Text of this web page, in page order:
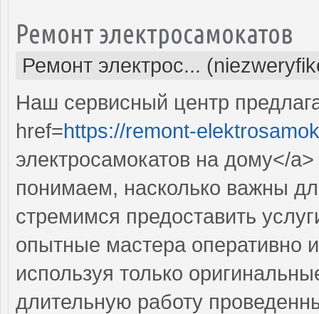
Ремонт электросамокатов
Ремонт электрос...
Наш сервисный центр
href=https://remont-
электросамокатов на дому</
понимаем, насколько важны
стремимся предоставить
опытные мастера оперативно
используя только
длительную работу